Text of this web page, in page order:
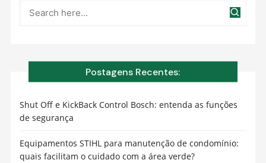
Postagens Recentes:
Shut Off e KickBack Control Bosch: entenda as funções
de segurança
Equipamentos STIHL para manutenção de condomínio:
quais facilitam o cuidado com a área verde?